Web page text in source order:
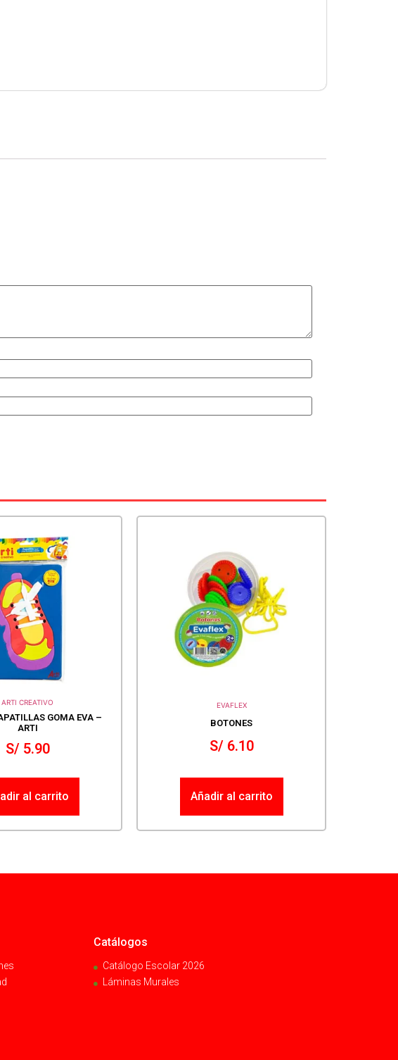
ARTI CREATIVO
GOMA EVA –
ARTI
S/5.90
al carrito
EVAFLEX
BOTONES
S/6.10
Añadir al carrito
Catálogos
Catálogo Escolar 2026
Láminas Murales